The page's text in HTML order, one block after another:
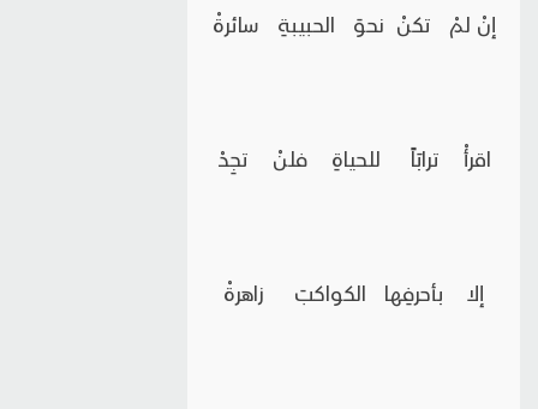
إنْ لمْ تكنْ نحوَ الحبيبةِ سائرةْ
اقرأْ ترابَاً للحياةِ فلنْ تجِدْ
إلا بأحرفِها الكواكبَ زاهرةْ